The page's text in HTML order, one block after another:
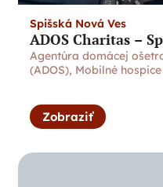
Spišská Nová Ves
ADOS Charitas –
Agentúra domácej
(ADOS), Mobilné hospice
Zobraziť